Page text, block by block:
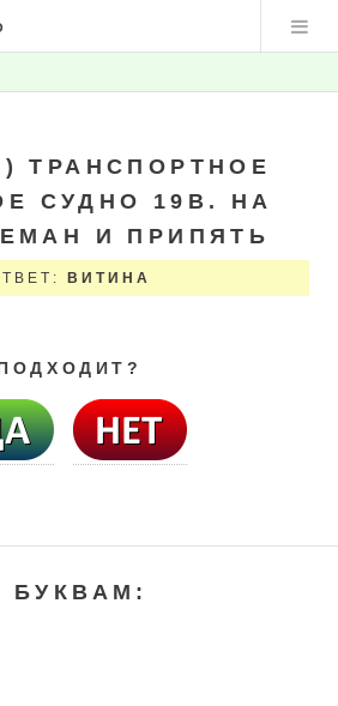
ТРАНСПОРТНОЕ
СУДНО 19В. НА
И ПРИПЯТЬ
ВИТИНА
БУКВАМ: